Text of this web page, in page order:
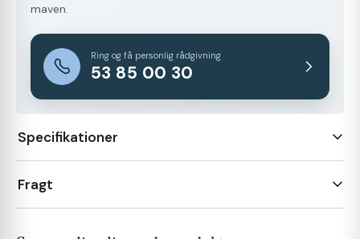
maven.
Ring og få personlig rådgivning
53 85 00 30
Specifikationer
Fragt